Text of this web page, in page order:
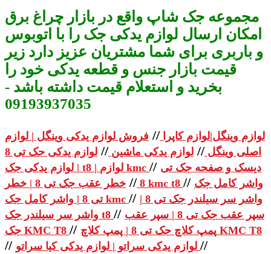
مجموعه جک شاپ واقع در بازار چراغ برق
امکان ارسال لوازم یدکی جک را با اتوبوس
و باربری برای شما مشتریان عزیز دارد زیر
قیمت بازار جنس و قطعه یدکی خود را
بخرید و استعلام قیمت داشته باشد -
09193937035
لوازم وینگل|لوازم کاپرا // فروش لوازم یدکی وینگل | لوازم
اصلی وینگل // لوازم یدکی ماشین //
لوازم یدکی جک تی 8
| لوازم یدکی جک t8 | لوازم kmc // دیسک و صفحه جک تی
8
// خطر عقب جک تی 8 | خطر kmc t8 // واشر کامل جک
تی 8 | واشر کامل جک kmc // واشر سر سیلندر جک تی 8 |
واشر سر سیلندر جک t8 // سپر عقب جک تی 8 | سپر عقب
جک KMC T8 // پمپ کلاچ جک تی 8 | پمپ کلاچ KMC T8
// //